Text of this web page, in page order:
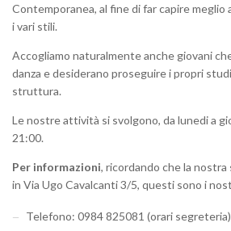
Contemporanea, al fine di far capire meglio
i vari stili.
Accogliamo naturalmente anche giovani
danza e desiderano proseguire i propri
struttura.
Le nostre attività si svolgono, da lunedi a
21:00.
Per informazioni, ricordando che la nostra
in Via Ugo Cavalcanti 3/5, questi sono i
Telefono: 0984 825081 (orari segreteria)